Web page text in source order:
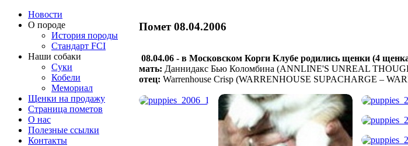
Помет 08.04.2006
08.04.06 - в Московском Корги Клубе родились щенки (4
мать: Даннидакс Бью Коломбина (ANNLINE'S UNREAL
отец: Warrenhouse Crisp (WARRENHOUSE SUPACHARGE –
Новости
О породе
История породы
Стандарт FCI
Наши собаки
Суки
Кобели
Мемориал
Щенки на продажу
Страница пометов
О наc
Полезные ссылки
Контакты